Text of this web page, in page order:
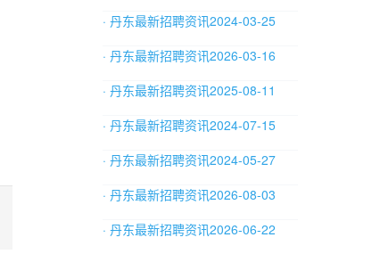
· 丹东最新招聘资讯2024-03-25
· 丹东最新招聘资讯2026-03-16
· 丹东最新招聘资讯2025-08-11
· 丹东最新招聘资讯2024-07-15
· 丹东最新招聘资讯2024-05-27
· 丹东最新招聘资讯2026-08-03
· 丹东最新招聘资讯2026-06-22